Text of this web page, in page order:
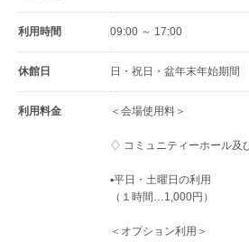
利用時間 09:00 ～ 17:00
休館日 日・祝日・盆年末年始期間
利用料金 ＜会場使用料＞
♢ コミュニティーホール及
▪️平日・土曜日の利用
（１時間…1,000円）
＜オプション利用＞